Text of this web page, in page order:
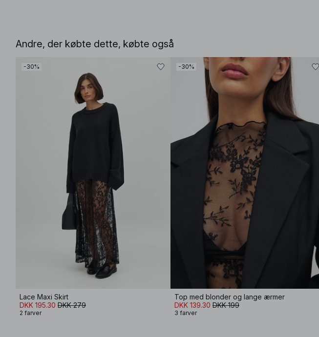
Andre, der købte dette, købte også
-30%
Lace Maxi Skirt
DKK 195.30 DKK 279
2 farver
-30%
Top med blonder og lange ærmer
DKK 139.30 DKK 199
3 farver